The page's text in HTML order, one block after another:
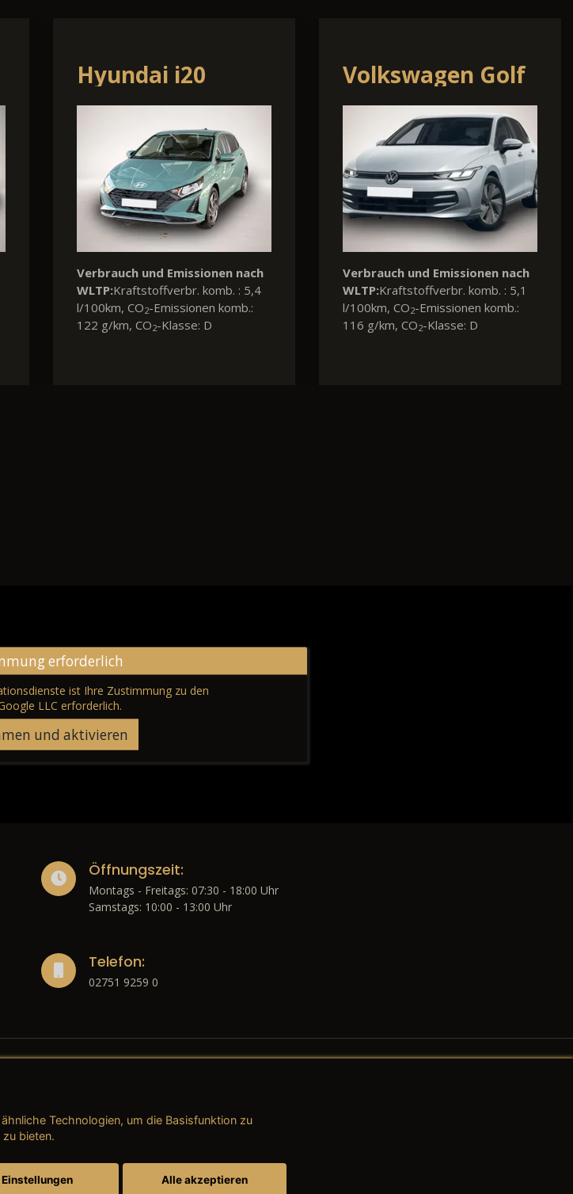
Hyundai i30
Verbrauch und Emissionen nach
WLTP:Kraftstoffverbr. komb. : 6,0
l/100km, CO2-Emissionen komb.:
136 g/km, CO2-Klasse: E
Volkswagen T7
Multivan
erforderlich
ist Ihre Zustimmung zu den
LLC erforderlich.
und aktivieren
Öffnungszeit:
Montags - Freitags: 07:30 - 18:00 Uhr
Samstags: 10:00 - 13:00 Uhr
Telefon:
02751 9259 0
(Neuwagen)
→ AGB (Teile & Zubehör)
Technologien, um die Basisfunktion zu
bieten.
Einstellungen Alle akzeptieren